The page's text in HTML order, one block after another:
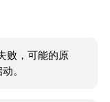
败，可能的原
。